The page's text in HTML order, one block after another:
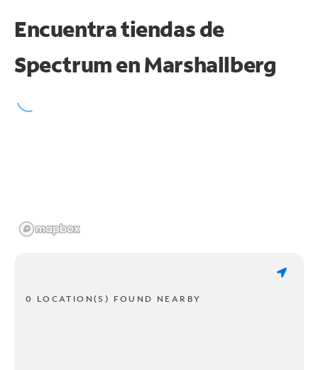
Encuentra tiendas de
Spectrum enMarshallberg
0 LOCATION(S) FOUND NEARBY